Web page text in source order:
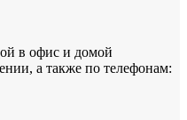
в офис и домой
а также по телефонам: